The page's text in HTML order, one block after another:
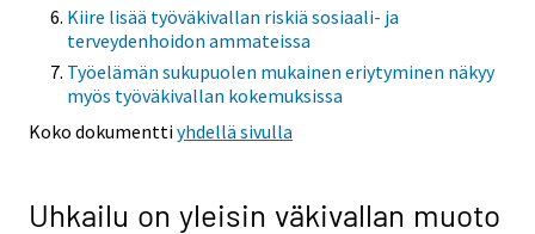
Kiire lisää työväkivallan riskiä sosiaali- ja
terveydenhoidon ammateissa
Työelämän sukupuolen mukainen eriytyminen näkyy
myös työväkivallan kokemuksissa
Koko dokumenttiyhdellä sivulla
Uhkailu on yleisin väkivallan muoto